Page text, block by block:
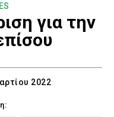
για την
2022